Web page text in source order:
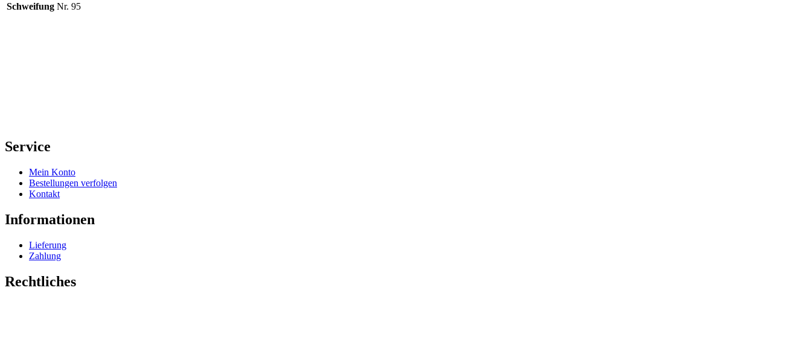
Schweifung Nr. 95
Service
Mein Konto
Bestellungen verfolgen
Kontakt
Informationen
Lieferung
Zahlung
Rechtliches